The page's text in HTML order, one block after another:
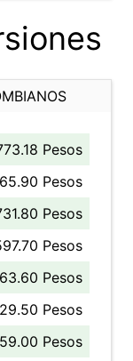
Pesos
Pesos
Pesos
Pesos
Pesos
Pesos
Pesos